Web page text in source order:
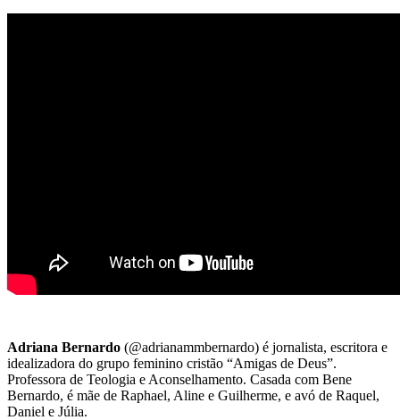
Adriana Bernardo (@adrianammbernardo) é jornalista, escritora e
idealizadora do grupo feminino cristão “Amigas de Deus”.
Professora de Teologia e Aconselhamento. Casada com Bene
Bernardo, é mãe de Raphael, Aline e Guilherme, e avó de Raquel,
Daniel e Júlia.